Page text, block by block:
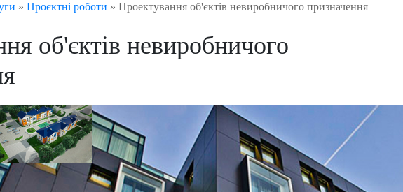
» Проєктні роботи » Проектування об'єктів невиробничого призначення
об'єктів невиробничого